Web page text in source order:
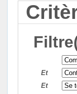
Et
Et